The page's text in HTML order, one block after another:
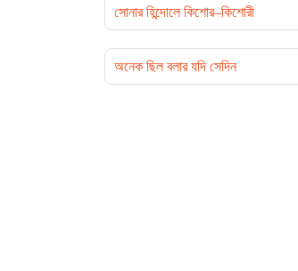
সোনার হিন্দোলে কিশোর–কিশোরী
অনেক ছিল বলার যদি সেদিন